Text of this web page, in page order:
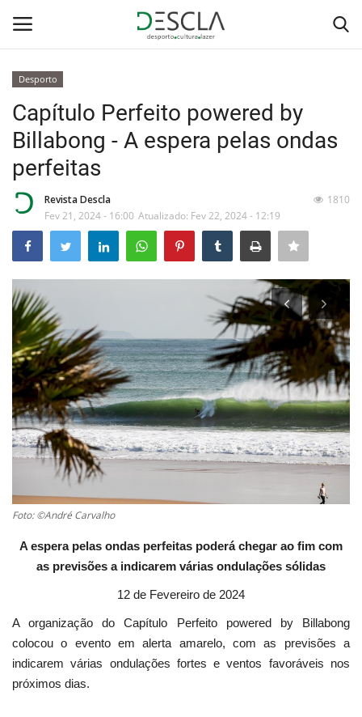
Home
...by Descla
Desporto
Sobre Nós
Educação
Estatuto Editorial
Saúde
Ficha técnica
Cultura
Desporto
Capítulo Perfeito powered by
Billabong - A espera pelas ondas
perfeitas
Revista Descla
Fev 21, 2024 - 16:00 Atualizado: Fev 22, 2024 - 12:19
1810
Foto: ©André Carvalho
A espera pelas ondas perfeitas poderá chegar ao fim com
as previsões a indicarem várias ondulações sólidas
12 de Fevereiro de 2024
A organização do Capítulo Perfeito powered by Billabong
colocou o evento em alerta amarelo, com as previsões a
indicarem várias ondulações fortes e ventos favoráveis nos
próximos dias.